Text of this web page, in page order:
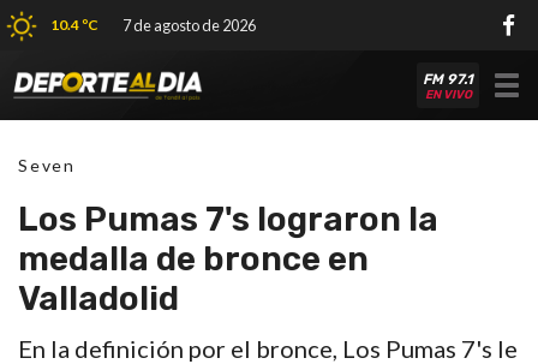
10.4 ºC 7 de agosto de 2026
FM 97.1
EN VIVO
Seven
Los Pumas 7's lograron la
medalla de bronce en
Valladolid
En la definición por el bronce, Los Pumas 7's le